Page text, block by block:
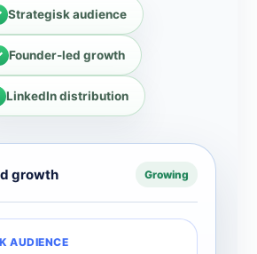
Strategisk audience
Founder-led growth
LinkedIn distribution
growth Growing
AUDIENCE